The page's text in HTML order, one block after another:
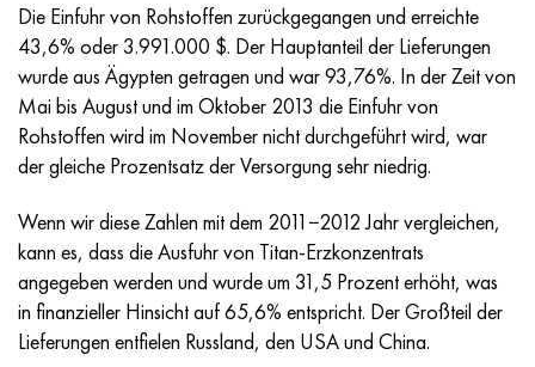
Die Einfuhr von Rohstoffen zurückgegangen und erreichte
43,6% oder 3.991.000 $. Der Hauptanteil der Lieferungen
wurde aus Ägypten getragen und war 93,76%. In der Zeit von
Mai bis August und im Oktober 2013 die Einfuhr von
Rohstoffen wird im November nicht durchgeführt wird, war
der gleiche Prozentsatz der Versorgung sehr niedrig.
Wenn wir diese Zahlen mit dem 2011−2012 Jahr vergleichen,
kann es, dass die Ausfuhr von Titan-Erzkonzentrats
angegeben werden und wurde um 31,5 Prozent erhöht, was
in finanzieller Hinsicht auf 65,6% entspricht. Der Großteil der
Lieferungen entfielen Russland, den USA und China.
Kobalt 6B
Martensitaushärtung 250
Renee 41
Martensitaushärtung 350
MP35N
49K2F/49K2FA-VI
50H
50NP
52H
52K12F
HN65VM
HN65VMTYU
HN67MVTYU
HN68VMTYUK-VD
HN70VMTYU
PT-7M
2V
SPT-2 Schweißdraht
3М
TL3
PH 13-8 Mo - 1.4534
1.4542 - 17-4Ph®.
Custom 455® - 1.4543 - uns s45500
1.4548 - 17-4Ph®.
1.4550 - aisi 347
12H18N9Т
13H11N2V2МF
15H11MF
15H12N2МVFAB
15H16К5N2МVFAB
Siliciumbronze
C65500, CuAl11Fe3
C65620, CuSi3Fe2Zn3
Zinn-Blei-Bronze
c92200, CuSn6Zn4Pb2
12X2H4A,15NiCr13, 1.5752
АS14, 11SMnPb30
20G, 20mn5
20HМ, 24CrMo5, 20hm
25HGM, 20CrMo5, 1.7264
R9М4К8,1.3207
R12F3, 1.3318, sw12
R18, 1.3355, hs18-0-1, sw18
U10,1.1645, C105W1
11G12, 110G13L, X120Mn12